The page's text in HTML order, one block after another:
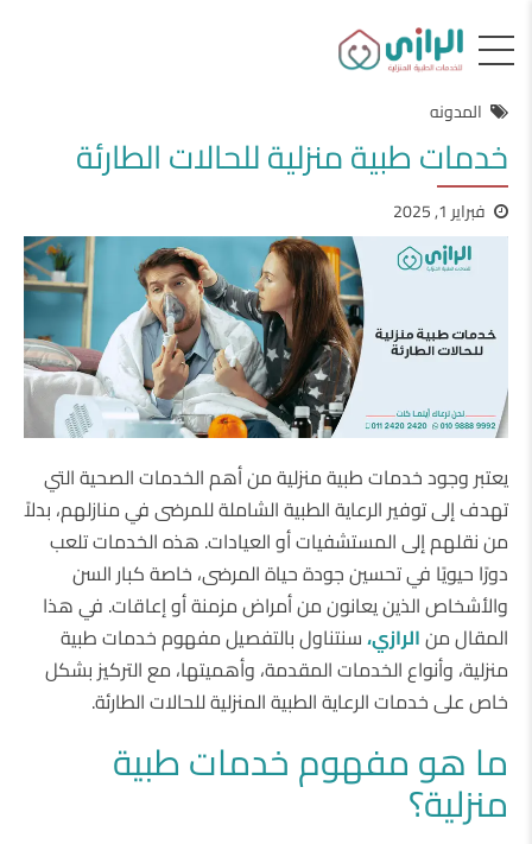
المدونه
خدمات طبية منزلية للحالات الطارئة
فبراير 1, 2025
يعتبر وجود خدمات طبية منزلية من أهم الخدمات الصحية التي
تهدف إلى توفير الرعاية الطبية الشاملة للمرضى في منازلهم، بدلاً
من نقلهم إلى المستشفيات أو العيادات. هذه الخدمات تلعب
دورًا حيويًا في تحسين جودة حياة المرضى، خاصة كبار السن
والأشخاص الذين يعانون من أمراض مزمنة أو إعاقات. في هذا
المقال منالرازي،سنتناول بالتفصيل مفهوم خدمات طبية
منزلية، وأنواع الخدمات المقدمة، وأهميتها، مع التركيز بشكل
خاص على خدمات الرعاية الطبية المنزلية للحالات الطارئة.
ما هو مفهوم خدمات طبية
منزلية؟